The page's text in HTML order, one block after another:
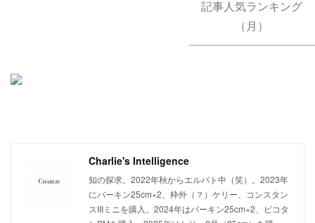
記事人気ランキング
（月）
Charlie's Intelligence
知の探求。2022年秋からエルパト中（笑）。2023年
にバーキン25cm×2、枠外（？）ケリー、コンスタン
スIIIミニを購入。2024年はバーキン25cm×2、ピコタ